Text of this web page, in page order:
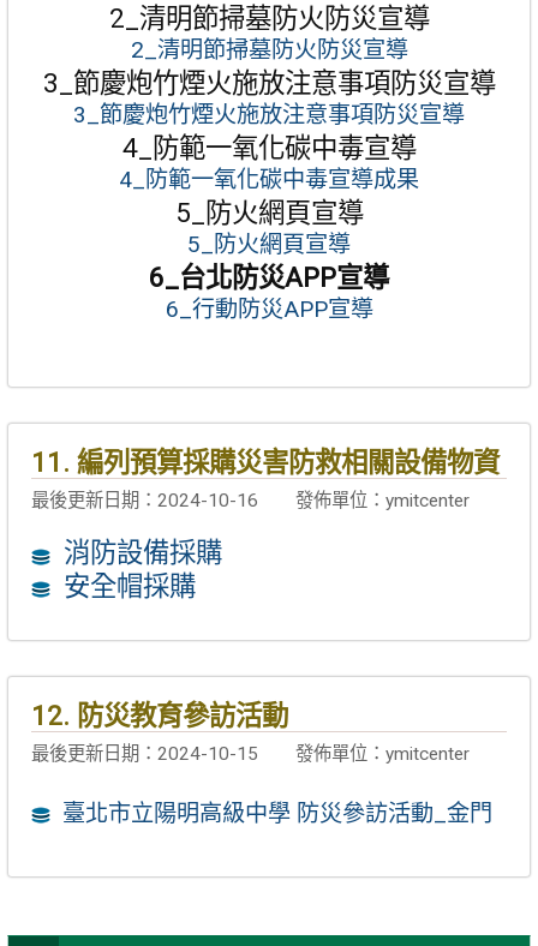
2_清明節掃墓防火防災宣導
2_清明節掃墓防火防災宣導
3_節慶炮竹煙火施放注意事項防災宣導
3_節慶炮竹煙火施放注意事項防災宣導
4_防範一氧化碳中毒宣導
4_防範一氧化碳中毒宣導成果
5_防火網頁宣導
5_防火網頁宣導
6_台北防災APP宣導
6_行動防災APP宣導
11. 編列預算採購災害防救相關設備物資
最後更新日期：2024-10-16 發佈單位：ymitcenter
消防設備採購
安全帽採購
12. 防災教育參訪活動
最後更新日期：2024-10-15 發佈單位：ymitcenter
臺北市立陽明高級中學 防災參訪活動_金門